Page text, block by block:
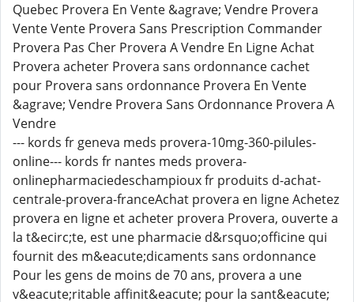
Quebec Provera En Vente &agrave; Vendre Provera
Vente Vente Provera Sans Prescription Commander
Provera Pas Cher Provera A Vendre En Ligne Achat
Provera acheter Provera sans ordonnance cachet
pour Provera sans ordonnance Provera En Vente
&agrave; Vendre Provera Sans Ordonnance Provera A
Vendre
--- kords fr geneva meds provera-10mg-360-pilules-
online--- kords fr nantes meds provera-
onlinepharmaciedeschampioux fr produits d-achat-
centrale-provera-franceAchat provera en ligne Achetez
provera en ligne et acheter provera Provera, ouverte a
la t&ecirc;te, est une pharmacie d&rsquo;officine qui
fournit des m&eacute;dicaments sans ordonnance
Pour les gens de moins de 70 ans, provera a une
v&eacute;ritable affinit&eacute; pour la sant&eacute;